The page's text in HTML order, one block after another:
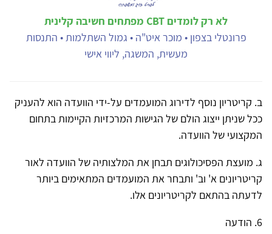
לא רק לומדים CBT מפתחים חשיבה קלינית
פרונטלי בצפון • מוכר איט"ה • גמול השתלמות • התנסות
מעשית, המשגה, ליווי אישי
ב. קריטריון נוסף לדירוג המועמדים על-ידי הוועדה הוא להעניק
ככל שניתן ייצוג הולם של הגישות המרכזיות הקיימות בתחום
המקצועי של הוועדה.
ג. מועצת הפסיכולוגים תבחן את המלצותיה של הוועדה לאור
קריטריונים א' וב' ותבחר את המועמדים המתאימים ביותר
לדעתה בהתאם לקריטריונים אלו.
6. הודעה